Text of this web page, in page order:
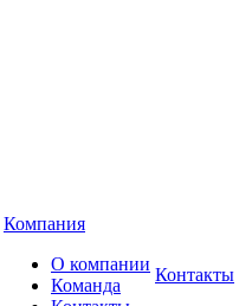
Компания
О компании
Команда
Контакты